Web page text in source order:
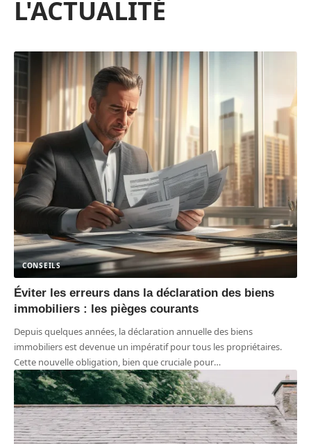
L'ACTUALITÉ
CONSEILS
Éviter les erreurs dans la déclaration des biens
immobiliers : les pièges courants
Depuis quelques années, la déclaration annuelle des biens
immobiliers est devenue un impératif pour tous les propriétaires.
Cette nouvelle obligation, bien que cruciale pour…